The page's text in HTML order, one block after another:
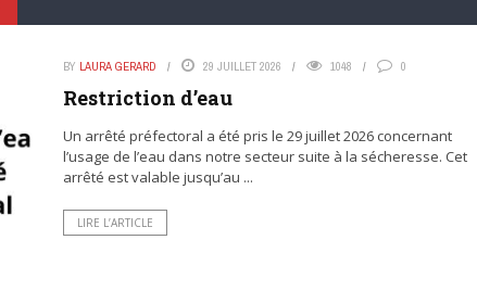
BY LAURA GERARD 29 JUILLET 2026 1048 0
Restriction d’eau
Un arrêté préfectoral a été pris le 29 juillet 2026 concernant
l’usage de l’eau dans notre secteur suite à la sécheresse. Cet
arrêté est valable jusqu’au ...
LIRE L’ARTICLE